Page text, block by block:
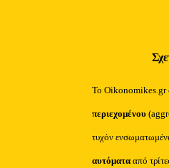
Το Oikonomikes.gr
περιεχομένου
τυχόν
αυτόματααπό